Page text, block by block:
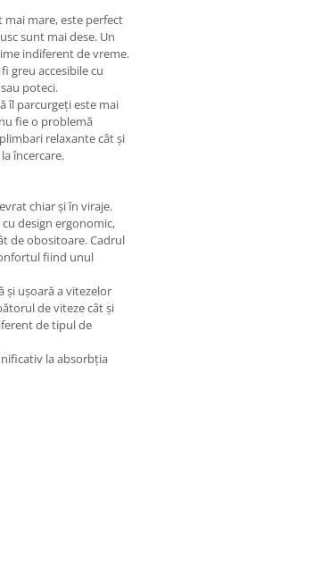
mai mare, este perfect
sunt mai dese. Un
indiferent de vreme.
greu accesibile cu
poteci.
îl parcurgeți este mai
fie o problemă
relaxante cât și
încercare.
chiar și în viraje.
design ergonomic,
de obositoare. Cadrul
fiind unul
și ușoară a vitezelor
de viteze cât și
de tipul de
la absorbția